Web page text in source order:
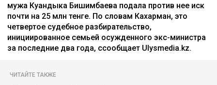
мужа Куандыка Бишимбаева подала против нее иск
почти на 25 млн тенге. По словам Кахарман, это
четвертое судебное разбирательство,
инициированное семьей осужденного экс-министра
за последние два года, ссообщает Ulysmedia.kz.
ЧИТАЙТЕ ТАКЖЕ